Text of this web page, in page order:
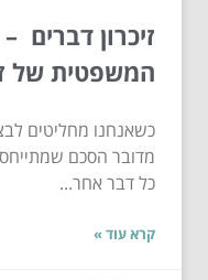
זיכרון
המשפטית של
כשאנחנו מחליטים
מדובר הסכם
כל דבר אחר...
קרא עוד »